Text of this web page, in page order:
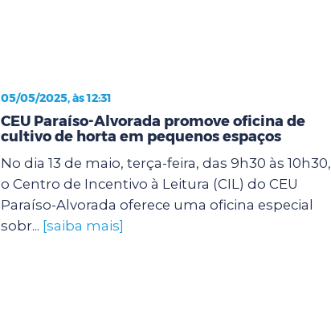
05/05/2025, às 12:31
CEU Paraíso-Alvorada promove oficina de
cultivo de horta em pequenos espaços
No dia 13 de maio, terça-feira, das 9h30 às 10h30,
o Centro de Incentivo à Leitura (CIL) do CEU
Paraíso-Alvorada oferece uma oficina especial
sobr... [saiba mais]